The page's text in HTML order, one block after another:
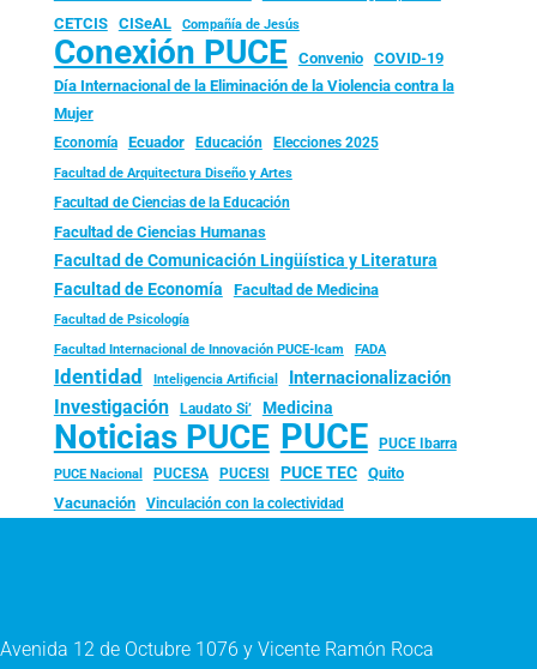
CETCIS CISeAL Compañía de Jesús
Conexión PUCE Convenio
COVID-19
Día Internacional de la Eliminación de la Violencia contra la
Mujer
Economía Ecuador Educación Elecciones 2025
Facultad de Arquitectura Diseño y Artes
Facultad de Ciencias de la Educación
Facultad de Ciencias Humanas
Facultad de Comunicación Lingüística y Literatura
Facultad de Economía Facultad de Medicina
Facultad de Psicología
Facultad Internacional de Innovación PUCE-Icam FADA
Identidad Inteligencia Artificial Internacionalización
Investigación Laudato Si’ Medicina
Noticias PUCE PUCE PUCE Ibarra
PUCE Nacional PUCESA PUCESI PUCE TEC
Quito
Vacunación
Vinculación con la colectividad
Avenida 12 de Octubre 1076 y Vicente Ramón Roca